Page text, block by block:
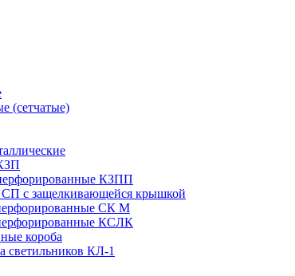
(сетчатые)
КЗПП
СП с защелкивающейся крышкой
СК М
КСЛК
короба
светильников КЛ-1